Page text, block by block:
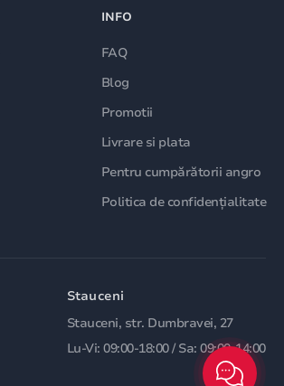
INFO
FAQ
Blog
Promotii
Livrare si plata
Pentru cumpărătorii angro
Politica de confidențialitate
Stauceni
Stauceni, str. Dumbravei, 27
Lu-Vi: 09:00-18:00 / Sa: 09:00-14:00